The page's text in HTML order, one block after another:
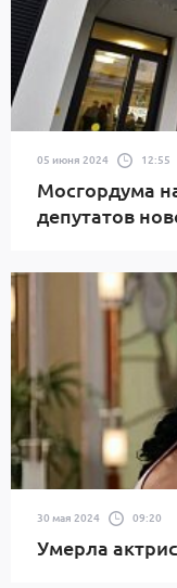
05 июня 2024 12:55
Мосгордума
депутатов
30 мая 2024 09:20
Умерла